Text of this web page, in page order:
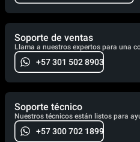
Soporte de ventas
Llama a nuestros expertos para una
+57 301 502 8903
Soporte técnico
Nuestros técnicos están listos para
+57 300 702 1899